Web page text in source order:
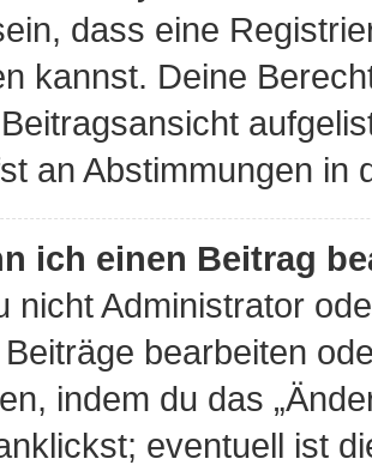
dass eine
kannst. Deine
an Abstimmungen in
ich einen Beitrag
nicht Administrator
bearbeiten
indem du das
eventuell ist